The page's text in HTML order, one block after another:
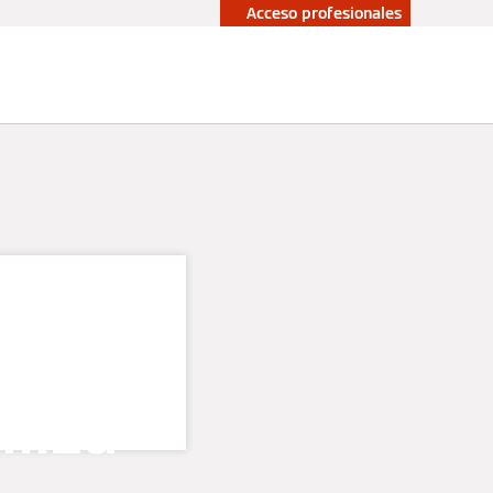
Acceso profesionales